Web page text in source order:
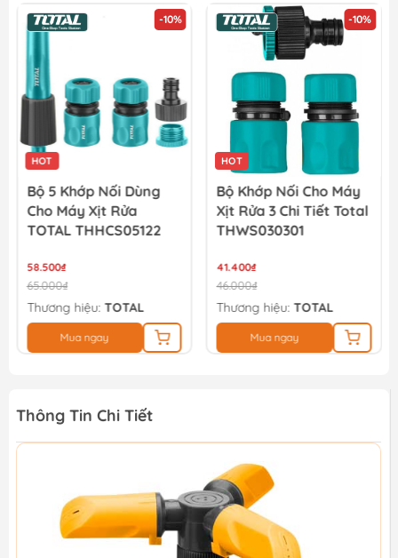
-10%
HOT
Bộ 5 Khớp Nối Dùng
Cho Máy Xịt Rửa
TOTAL THHCS05122
58.500₫
65.000₫
Thương hiệu: TOTAL
Mua ngay
-10%
HOT
Bộ Khớp Nối Cho Máy
Xịt Rửa 3 Chi Tiết Total
THWS030301
41.400₫
46.000₫
Thương hiệu:TOTAL
Mua ngay
Thông Tin Chi Tiết